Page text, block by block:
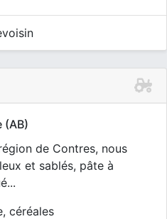
de Contres, nous
et sablés, pâte à
céréales